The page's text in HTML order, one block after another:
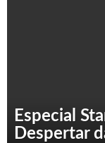
Especial
Despertar